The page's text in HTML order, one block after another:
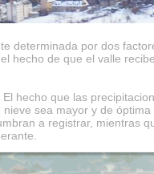
determinada por dos
hecho de que el valle
hecho que las
sea mayor y de óptima
a registrar, mientras